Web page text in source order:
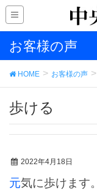
お客様の声
HOME お客様の声
歩ける
2022年4月18日
元気に歩けま